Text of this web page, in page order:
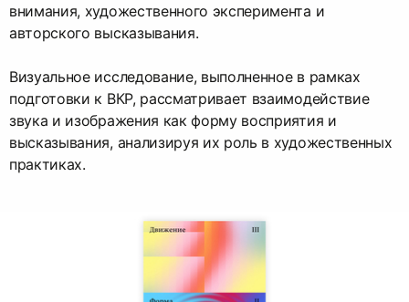
внимания, художественного эксперимента и
авторского высказывания.
Визуальное исследование, выполненное в рамках
подготовки к ВКР, рассматривает взаимодействие
звука и изображения как форму восприятия и
высказывания, анализируя их роль в художественных
практиках.